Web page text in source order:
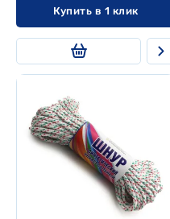
Купить в 1 клик